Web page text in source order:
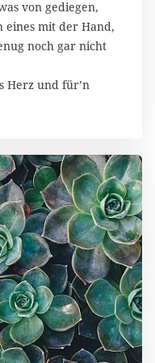
von gediegen,
eines mit der Hand,
noch gar nicht
Herz und für’n